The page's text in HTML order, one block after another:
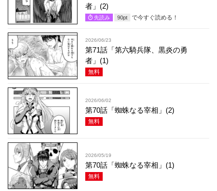
者」(2)
先読み 90pt で今すぐ読める！
2026/06/23
第71話「第六騎兵隊、黒炎の勇
者」(1)
無料
2026/06/02
第70話「蜘蛛なる宰相」(2)
無料
2026/05/19
第70話「蜘蛛なる宰相」(1)
無料